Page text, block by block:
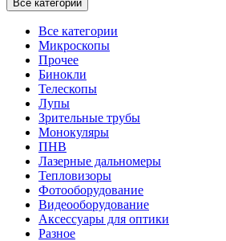
Все категории
Все категории
Микроскопы
Прочее
Бинокли
Телескопы
Лупы
Зрительные трубы
Монокуляры
ПНВ
Лазерные дальномеры
Тепловизоры
Фотооборудование
Видеооборудование
Аксессуары для оптики
Разное